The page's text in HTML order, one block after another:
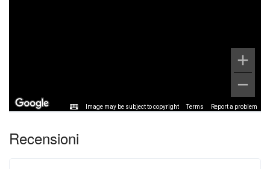
Image may be subject to copyright Terms Report a problem
Recensioni